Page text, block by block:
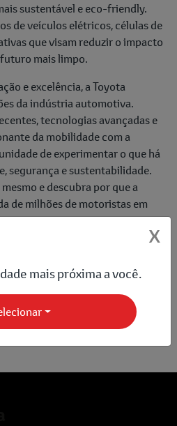
sustentável e eco-friendly.
de veículos elétricos, células de
que visam reduzir o impacto
mais limpo.
e excelência, a Toyota
da indústria automotiva.
tecnologias avançadas e
da mobilidade com a
de experimentar o que há
segurança e sustentabilidade.
e descubra por que a
de milhões de motoristas em
redes sociais:
X
mais próxima a você.